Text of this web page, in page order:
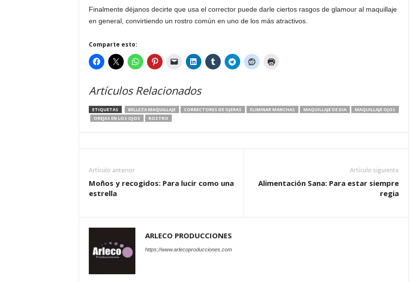
Finalmente déjanos decirte que usa el corrector puede darle ciertos rasgos de glamour al maquillaje
en general, convirtiendo un rostro común en uno de los más atractivos.
Comparte esto:
Artículos Relacionados
ETIQUETAS BELLEZA MAQUILLAJE CORRECTORES DE OJERAS ELIMINAR MANCHAS MAQUILLAJE DE DIA
MAQUILLAJE OJOS
OREJAS EN LOS OJOS
ROSTRO
Artículo anterior
Moños y recogidos: Para lucir como una
estrella
Artículo siguiente
Alimentación Sana: Para estar siempre
regia
ARLECO PRODUCCIONES
https://www.arlecoproducciones.com